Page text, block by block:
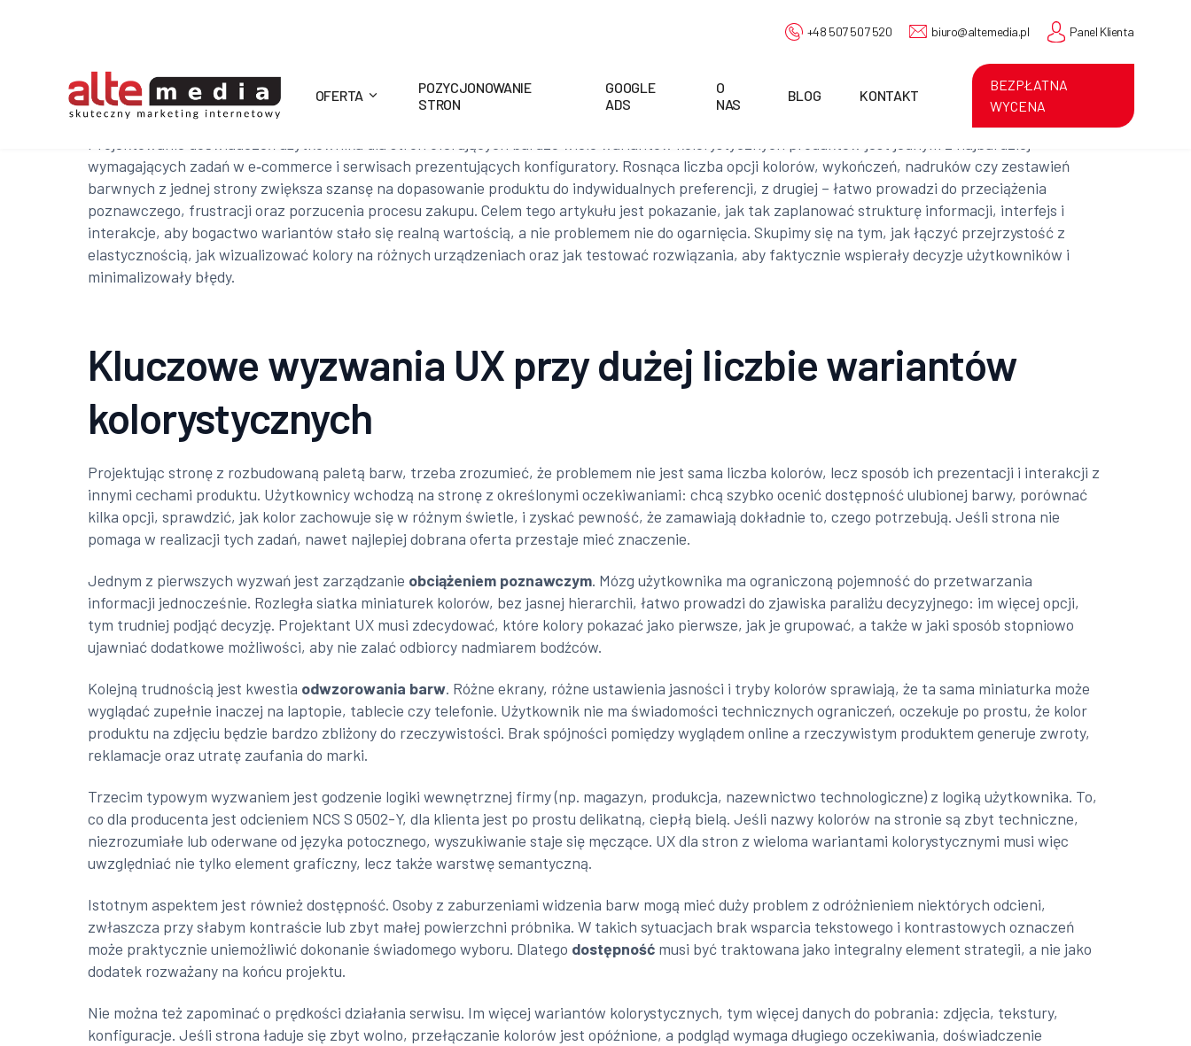
Alte
Media
+48 507 507 520 biuro@altemedia.pl Panel Klienta
OFERTA
POZYCJONOWANIE
STRON
GOOGLE
ADS
O
NAS
BLOG KONTAKT
BEZPŁATNA
WYCENA
Projektowanie doświadczeń użytkownika dla stron oferujących bardzo wiele wariantów kolorystycznych produktów jest jednym z najbardziej
wymagających zadań w e‑commerce i serwisach prezentujących konfiguratory. Rosnąca liczba opcji kolorów, wykończeń, nadruków czy zestawień
barwnych z jednej strony zwiększa szansę na dopasowanie produktu do indywidualnych preferencji, z drugiej – łatwo prowadzi do przeciążenia
poznawczego, frustracji oraz porzucenia procesu zakupu. Celem tego artykułu jest pokazanie, jak tak zaplanować strukturę informacji, interfejs i
interakcje, aby bogactwo wariantów stało się realną wartością, a nie problemem nie do ogarnięcia. Skupimy się na tym, jak łączyć przejrzystość z
elastycznością, jak wizualizować kolory na różnych urządzeniach oraz jak testować rozwiązania, aby faktycznie wspierały decyzje użytkowników i
minimalizowały błędy.
Kluczowe wyzwania UX przy dużej liczbie wariantów
kolorystycznych
Projektując stronę z rozbudowaną paletą barw, trzeba zrozumieć, że problemem nie jest sama liczba kolorów, lecz sposób ich prezentacji i interakcji z
innymi cechami produktu. Użytkownicy wchodzą na stronę z określonymi oczekiwaniami: chcą szybko ocenić dostępność ulubionej barwy, porównać
kilka opcji, sprawdzić, jak kolor zachowuje się w różnym świetle, i zyskać pewność, że zamawiają dokładnie to, czego potrzebują. Jeśli strona nie
pomaga w realizacji tych zadań, nawet najlepiej dobrana oferta przestaje mieć znaczenie.
Jednym z pierwszych wyzwań jest zarządzanie obciążeniem poznawczym. Mózg użytkownika ma ograniczoną pojemność do przetwarzania
informacji jednocześnie. Rozległa siatka miniaturek kolorów, bez jasnej hierarchii, łatwo prowadzi do zjawiska paraliżu decyzyjnego: im więcej opcji,
tym trudniej podjąć decyzję. Projektant UX musi zdecydować, które kolory pokazać jako pierwsze, jak je grupować, a także w jaki sposób stopniowo
ujawniać dodatkowe możliwości, aby nie zalać odbiorcy nadmiarem bodźców.
Kolejną trudnością jest kwestia odwzorowania barw. Różne ekrany, różne ustawienia jasności i tryby kolorów sprawiają, że ta sama miniaturka może
wyglądać zupełnie inaczej na laptopie, tablecie czy telefonie. Użytkownik nie ma świadomości technicznych ograniczeń, oczekuje po prostu, że kolor
produktu na zdjęciu będzie bardzo zbliżony do rzeczywistości. Brak spójności pomiędzy wyglądem online a rzeczywistym produktem generuje zwroty,
reklamacje oraz utratę zaufania do marki.
Trzecim typowym wyzwaniem jest godzenie logiki wewnętrznej firmy (np. magazyn, produkcja, nazewnictwo technologiczne) z logiką użytkownika. To,
co dla producenta jest odcieniem NCS S 0502-Y, dla klienta jest po prostu delikatną, ciepłą bielą. Jeśli nazwy kolorów na stronie są zbyt techniczne,
niezrozumiałe lub oderwane od języka potocznego, wyszukiwanie staje się męczące. UX dla stron z wieloma wariantami kolorystycznymi musi więc
uwzględniać nie tylko element graficzny, lecz także warstwę semantyczną.
Istotnym aspektem jest również dostępność. Osoby z zaburzeniami widzenia barw mogą mieć duży problem z odróżnieniem niektórych odcieni,
zwłaszcza przy słabym kontraście lub zbyt małej powierzchni próbnika. W takich sytuacjach brak wsparcia tekstowego i kontrastowych oznaczeń
może praktycznie uniemożliwić dokonanie świadomego wyboru. Dlatego dostępność musi być traktowana jako integralny element strategii, a nie jako
dodatek rozważany na końcu projektu.
Nie można też zapominać o prędkości działania serwisu. Im więcej wariantów kolorystycznych, tym więcej danych do pobrania: zdjęcia, tekstury,
konfiguracje. Jeśli strona ładuje się zbyt wolno, przełączanie kolorów jest opóźnione, a podgląd wymaga długiego oczekiwania, doświadczenie